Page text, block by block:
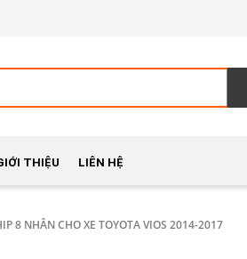
THIỆU LIÊN HỆ
8 NHÂN CHO XE TOYOTA VIOS 2014-2017